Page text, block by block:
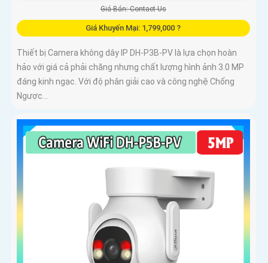
Giá Bán: Contact Us
Giá Khuyến Mại: 1,799,000 ?
Thiết bị Camera không dây IP DH-P3B-PV là lựa chọn hoàn
hảo với giá cả phải chăng nhưng chất lượng hình ảnh 3.0 MP
đáng kinh ngạc. Với độ phân giải cao và công nghệ Chống
Ngược...